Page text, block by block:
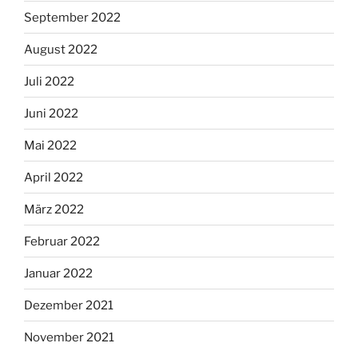
September 2022
August 2022
Juli 2022
Juni 2022
Mai 2022
April 2022
März 2022
Februar 2022
Januar 2022
Dezember 2021
November 2021